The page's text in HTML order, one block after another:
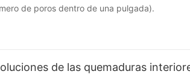
de poros dentro de una pulgada).
de las quemaduras